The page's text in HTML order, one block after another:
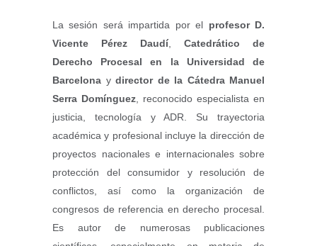
La sesión será impartida por el profesor D.
Vicente Pérez Daudí, Catedrático de
Derecho Procesal en la Universidad de
Barcelona y director de la Cátedra Manuel
Serra Domínguez , reconocido especialista en
justicia, tecnología y ADR. Su trayectoria
académica y profesional incluye la dirección de
proyectos nacionales e internacionales sobre
protección del consumidor y resolución de
conflictos, así como la organización de
congresos de referencia en derecho procesal.
Es autor de numerosas publicaciones